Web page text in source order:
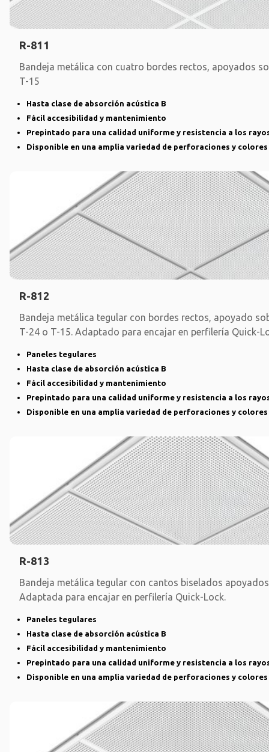
R-811
Bandeja metálica con cuatro bordes rectos, apoyados
T-15
Hasta clase de absorción acústica B
Fácil accesibilidad y mantenimiento
Prepintado para una calidad uniforme y resistencia a los
Disponible en una amplia variedad de perforaciones y colores
R-812
Bandeja metálica tegular con bordes rectos, apoyado
T-24 o T-15. Adaptado para encajar en perfilería Quick-
Paneles tegulares
Hasta clase de absorción acústica B
Fácil accesibilidad y mantenimiento
Prepintado para una calidad uniforme y resistencia a los
Disponible en una amplia variedad de perforaciones y colores
R-813
Bandeja metálica tegular con cantos biselados
Adaptada para encajar en perfilería Quick-Lock.
Paneles tegulares
Hasta clase de absorción acústica B
Fácil accesibilidad y mantenimiento
Prepintado para una calidad uniforme y resistencia a los
Disponible en una amplia variedad de perforaciones y colores